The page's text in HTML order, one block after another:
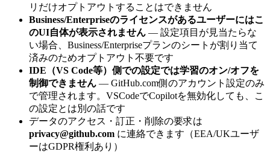
リだけオプトアウトすることはできません
Business/Enterpriseのライセンスがあるユーザーにはこ
のUI自体が表示されません — 設定項目が見当たらな
い場合、Business/Enterpriseプランのシートが割り当て
済みのためオプトアウト不要です
IDE（VS Code等）側での設定では学習のオン/オフを
制御できません — GitHub.com側のアカウント設定のみ
で管理されます。VSCodeでCopilotを無効化しても、こ
の設定とは別の話です
データのアクセス・訂正・削除の要求は
privacy@github.com に連絡できます（EEA/UKユーザ
ーはGDPR権利あり）